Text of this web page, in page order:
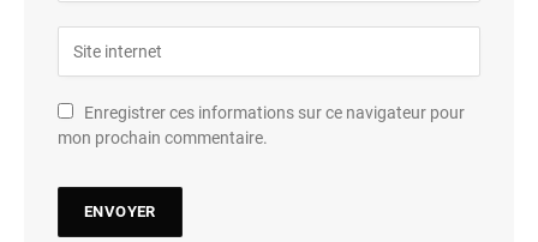
Enregistrer ces informations sur ce navigateur pour
mon prochain commentaire.